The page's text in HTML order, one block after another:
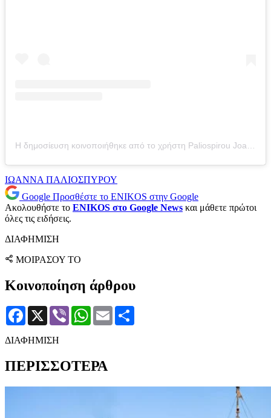
Η δημοσίευση κοινοποιήθηκε από το χρήστη Paliospirou Joanna (@ioanna_paliospirou)
ΙΩΑΝΝΑ ΠΑΛΙΟΣΠΥΡΟΥ
Google Προσθέστε το ENIKOS στην Google
Ακολουθήστε το ENIKOS στο Google News και μάθετε πρώτοι
όλες τις ειδήσεις.
ΔΙΑΦΗΜΙΣΗ
ΜΟΙΡΑΣΟΥ ΤΟ
Κοινοποίηση άρθρου
Facebook
X Viber WhatsApp
Email
ΔΙΑΦΗΜΙΣΗ
ΠΕΡΙΣΣΟΤΕΡΑ